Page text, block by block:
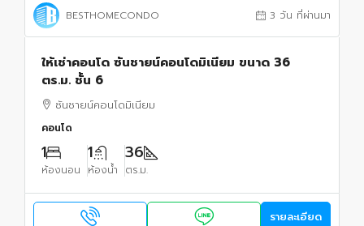
BESTHOMECONDO 3 วัน ที่ผ่านมา
ให้เช่าคอนโด ซันชายน์คอนโดมิเนียม ขนาด 36
ตร.ม. ชั้น 6
ซันชายน์คอนโดมิเนียม
คอนโด
1
ห้องนอน
1
ห้องน้ำ
36
ตร.ม.
รายละเอียด